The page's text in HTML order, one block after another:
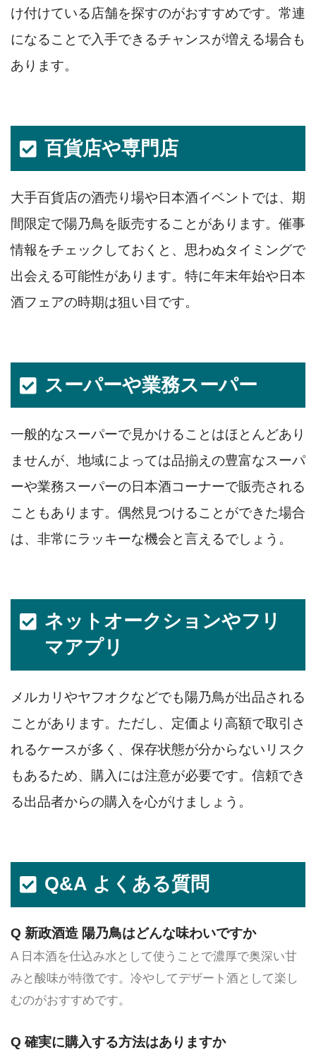
け付けている店舗を探すのがおすすめです。常連
になることで入手できるチャンスが増える場合も
あります。
百貨店や専門店
大手百貨店の酒売り場や日本酒イベントでは、期
間限定で陽乃鳥を販売することがあります。催事
情報をチェックしておくと、思わぬタイミングで
出会える可能性があります。特に年末年始や日本
酒フェアの時期は狙い目です。
スーパーや業務スーパー
一般的なスーパーで見かけることはほとんどあり
ませんが、地域によっては品揃えの豊富なスーパ
ーや業務スーパーの日本酒コーナーで販売される
こともあります。偶然見つけることができた場合
は、非常にラッキーな機会と言えるでしょう。
ネットオークションやフリ
マアプリ
メルカリやヤフオクなどでも陽乃鳥が出品される
ことがあります。ただし、定価より高額で取引さ
れるケースが多く、保存状態が分からないリスク
もあるため、購入には注意が必要です。信頼でき
る出品者からの購入を心がけましょう。
Q&A よくある質問
Q 新政酒造 陽乃鳥はどんな味わいですか
A 日本酒を仕込み水として使うことで濃厚で奥深い甘
みと酸味が特徴です。冷やしてデザート酒として楽し
むのがおすすめです。
Q 確実に購入する方法はありますか